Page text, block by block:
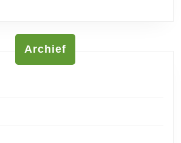
Archief